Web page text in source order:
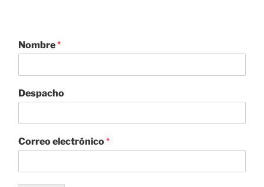
Nombre*
Despacho
Correo electrónico*